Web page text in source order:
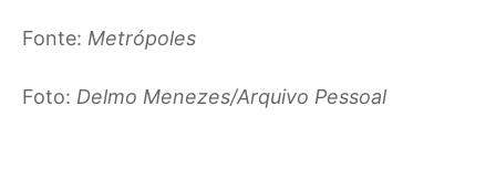
Fonte: Metrópoles
Foto: Delmo Menezes/Arquivo Pessoal